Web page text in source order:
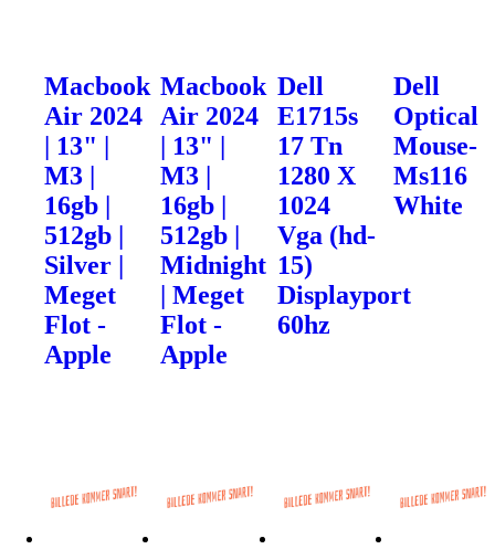
Macbook
Air 2024
| 13" |
M3 |
16gb |
512gb |
Silver |
Meget
Flot -
Apple
Macbook
Air 2024
| 13" |
M3 |
16gb |
512gb |
Midnight
| Meget
Flot -
Apple
Dell
E1715s
17 Tn
1280 X
1024
Vga (hd-
15)
Displayport
60hz
Dell
Optical
Mouse-
Ms116
White